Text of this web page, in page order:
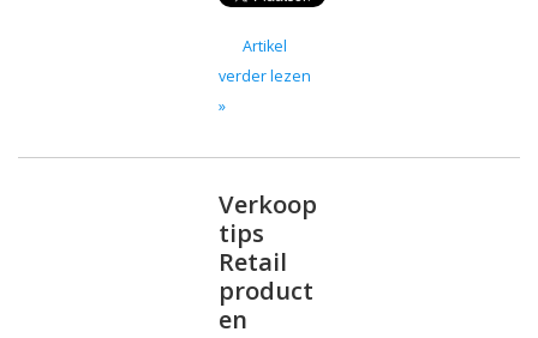
Artikel
verder lezen
»
Verkoop
tips
Retail
product
en